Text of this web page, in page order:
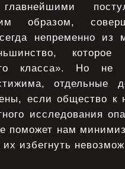
образом,
непременно из
класса». Но
отдельные
если общество к
исследования
поможет нам
избегнуть